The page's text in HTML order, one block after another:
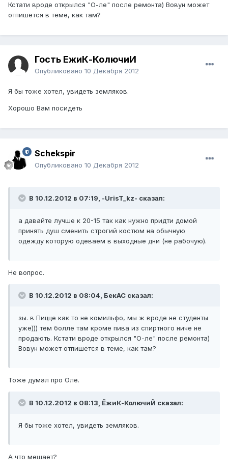
Кстати вроде открылся "О-ле" после ремонта) Вовун может
отпишется в теме, как там?
Гость ЁжиК-КолючиЙ
Опубликовано 10 Декабря 2012
Я бы тоже хотел, увидеть земляков.
Хорошо Вам посидеть
Schekspir
Опубликовано 10 Декабря 2012
В 10.12.2012 в 07:19, -UrisT_kz- сказал:
а давайте лучше к 20-15 так как нужно придти домой
принять душ сменить строгий костюм на обычную
одежду которую одеваем в выходные дни (не рабочую).
Не вопрос.
В 10.12.2012 в 08:04, БекАС сказал:
зы. в Пицце как то не комильфо, мы ж вроде не студенты
уже))) тем болле там кроме пива из спиртного ниче не
продають. Кстати вроде открылся "О-ле" после ремонта)
Вовун может отпишется в теме, как там?
Тоже думал про Оле.
В 10.12.2012 в 08:13, ЁжиК-КолючиЙ сказал:
Я бы тоже хотел, увидеть земляков.
А что мешает?